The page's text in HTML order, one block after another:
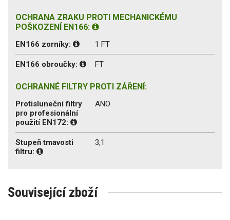
OCHRANA ZRAKU PROTI MECHANICKÉMU
POŠKOZENÍ EN166:
EN166 zorníky: 1 FT
EN166 obroučky: FT
OCHRANNÉ FILTRY PROTI ZÁŘENÍ:
Protisluneční filtry
pro profesionální
použití EN172:
ANO
Stupeň tmavosti
filtru:
3,1
Související zboží